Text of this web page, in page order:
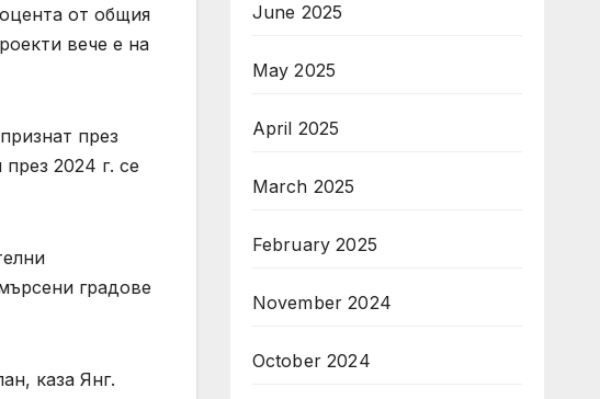
от общия
вече е на
през
2024 г. се
градове
каза Янг.
June 2025
May 2025
April 2025
March 2025
February 2025
November 2024
October 2024